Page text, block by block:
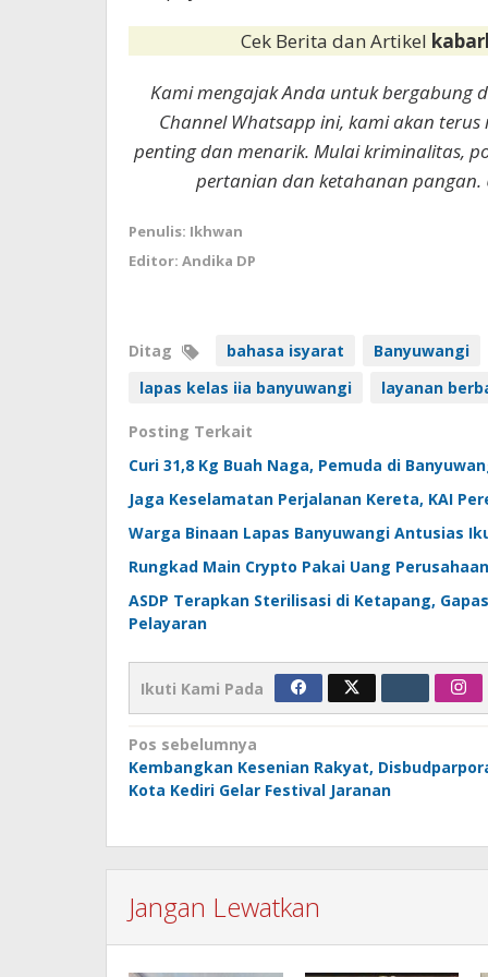
Cek Berita dan Artikel
Kami mengajak Anda untuk bergabung
Channel Whatsapp ini, kami akan
penting dan menarik. Mulai kriminalitas,
pertanian dan ketahanan
Penulis: Ikhwan
Editor: Andika DP
Ditag bahasa isyarat
Banyuwangi
lapas kelas iia banyuwangi
layanan
Posting Terkait
Curi 31,8 Kg Buah Naga, Pemuda di
Jaga Keselamatan Perjalanan Kereta, KAI
Warga Binaan Lapas Banyuwangi Antusias
Rungkad Main Crypto Pakai Uang
ASDP Terapkan Sterilisasi di Ketapang,
Pelayaran
Ikuti Kami Pada
Navigasi
pos
Pos sebelumnya
Kembangkan Kesenian Rakyat,
Kota Kediri Gelar Festival Jaranan
Jangan Lewatkan